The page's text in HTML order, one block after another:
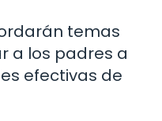
temas
a los padres a
efectivas de